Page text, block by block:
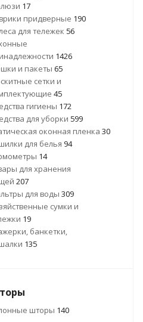
17
придверные 190
для тележек 56
1426
и пакеты 65
сетки и
45
гигиены 172
для уборки 599
оконная пленка 30
для белья 94
14
для хранения
207
для воды 309
сумки и
19
банкетки,
135
шторы 140